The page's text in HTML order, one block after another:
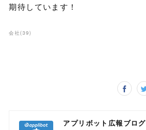
期待しています！
会社(39)
アプリボット広報ブログ